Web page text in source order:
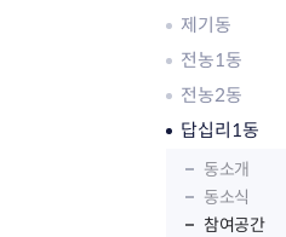
AI 사업 등록 관리제
동대문구 AI 사업 현황
국내도시
국외도시
지리교통소식
도로명주소 안내
상세주소 부여제도
지리정보
제기동
전농1동
전농2동
답십리1동
동소개
동소식
참여공간